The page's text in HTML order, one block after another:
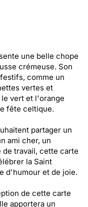
une belle chope
crémeuse. Son
comme un
vertes et
vert et l'orange
fête celtique.
partager un
ami cher, un
de travail, cette carte
la Saint
d'humour et de joie.
de cette carte
apportera un